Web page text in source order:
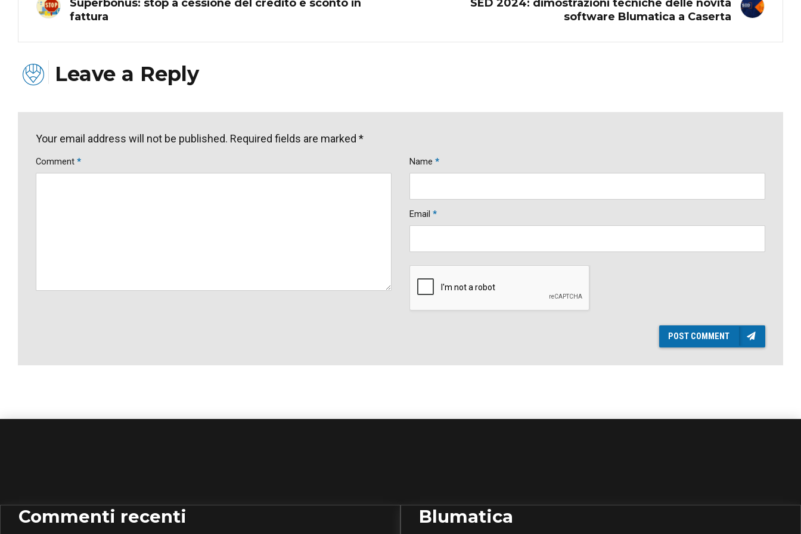
Superbonus: stop a cessione del credito e sconto in
fattura
SED 2024: dimostrazioni tecniche delle novità
software Blumatica a Caserta
Leave a Reply
Your email address will not be published. Required fields are marked *
Comment * Name *
Email *
POST COMMENT
Commenti recenti Blumatica